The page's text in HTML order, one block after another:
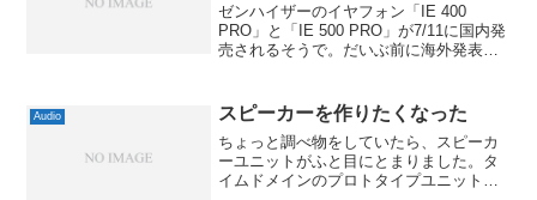
ゼンハイザーのイヤフォン「IE 400
PRO」と「IE 500 PRO」が7/11に国内発
売されるそうで。だいぶ前に海外発表さ
も出てなかったように思いますから、
あ...
Audio スピーカーを作りたくなった
ちょっと調べ物をしていたら、スピーカ
ーユニットがふと目にとまりました。タ
イムドメインのプロトタイプユニットな